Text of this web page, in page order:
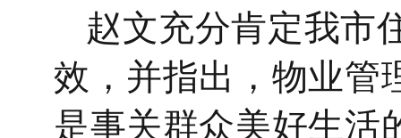
赵文充分肯定我市
效，并指出，物业管
是事关群众美好生活